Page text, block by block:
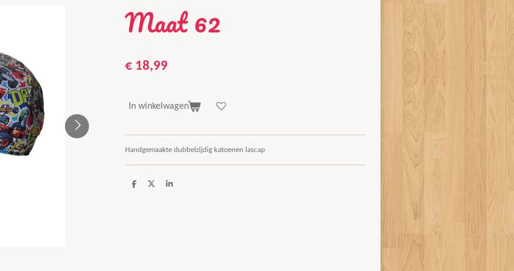
Maat 62
€ 18,99
In winkelwagen
Handgemaakte dubbelzijdig katoenen lascap
D
D
S